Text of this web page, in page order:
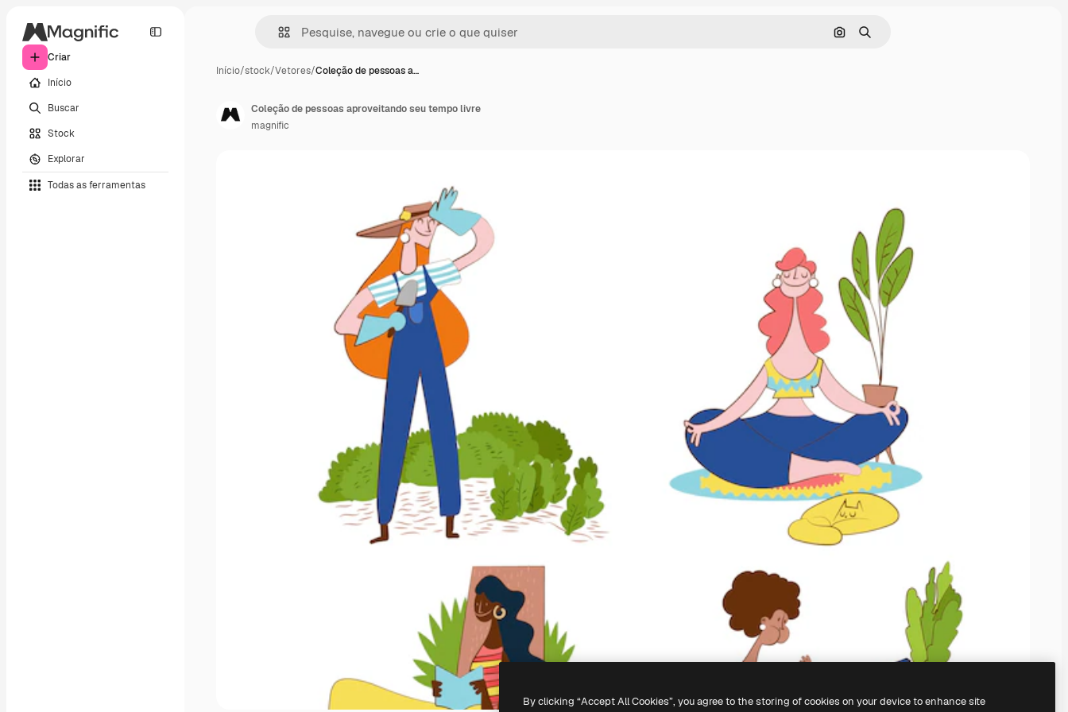
Criar
Início
Buscar
Stock
Explorar
Todas as ferramentas
Pesquisar por imagem
Buscar
Início/stock/Vetores/Coleção de pessoas a…
Coleção de pessoas aproveitando seu tempo livre
magnific
By clicking “Accept All Cookies”, you agree to the storing of cookies on your device to enhance site